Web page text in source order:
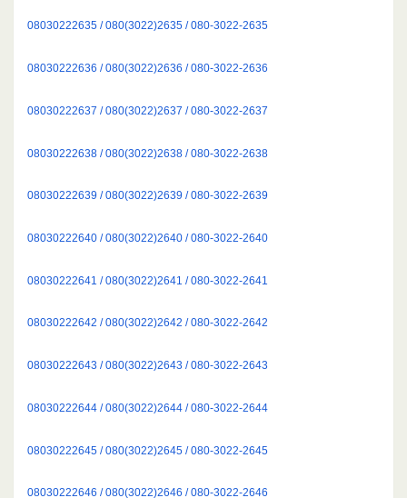
08030222635 / 080(3022)2635 / 080-3022-2635
08030222636 / 080(3022)2636 / 080-3022-2636
08030222637 / 080(3022)2637 / 080-3022-2637
08030222638 / 080(3022)2638 / 080-3022-2638
08030222639 / 080(3022)2639 / 080-3022-2639
08030222640 / 080(3022)2640 / 080-3022-2640
08030222641 / 080(3022)2641 / 080-3022-2641
08030222642 / 080(3022)2642 / 080-3022-2642
08030222643 / 080(3022)2643 / 080-3022-2643
08030222644 / 080(3022)2644 / 080-3022-2644
08030222645 / 080(3022)2645 / 080-3022-2645
08030222646 / 080(3022)2646 / 080-3022-2646